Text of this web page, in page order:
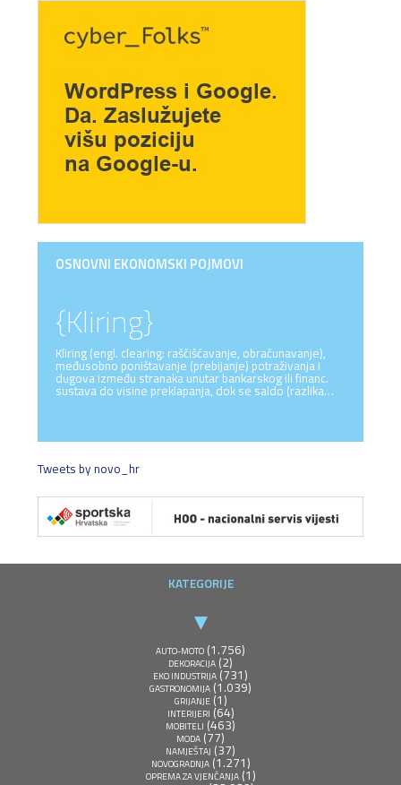
OSNOVNI EKONOMSKI POJMOVI
{Kliring}
Kliring (engl. clearing: raščišćavanje, obračunavanje),
međusobno poništavanje (prebijanje) potraživanja i
dugova između stranaka unutar bankarskog ili financ.
sustava do visine preklapanja, dok se saldo (razlika…
Tweets by novo_hr
KATEGORIJE
AUTO-MOTO (1.756)
DEKORACIJA (2)
EKO INDUSTRIJA (731)
GASTRONOMIJA (1.039)
GRIJANJE(1)
INTERIJERI (64)
MOBITELI (463)
MODA (77)
NAMJEŠTAJ (37)
NOVOGRADNJA(1.271)
OPREMA ZA VJENČANJA(1)